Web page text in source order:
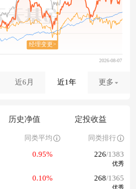
近6月 近1年 更多
历史净值 定投收益
同类平均 同类排行
0.95% 226/1383
优秀
0.10% 268/1365
优秀